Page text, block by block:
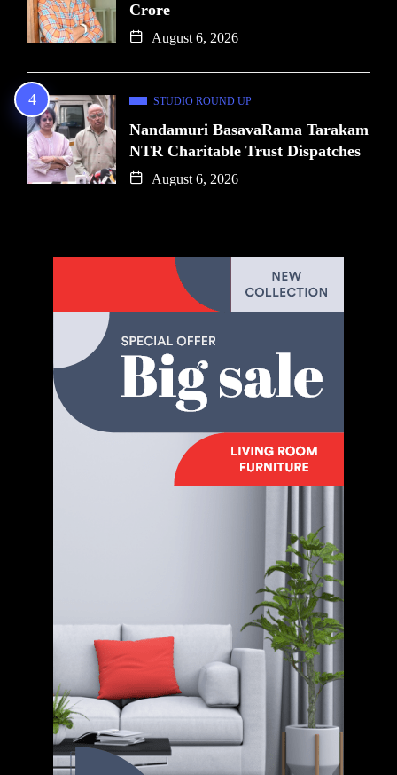
Crore
August 6, 2026
STUDIO ROUND UP
Nandamuri BasavaRama Tarakam
NTR Charitable Trust Dispatches
August 6, 2026